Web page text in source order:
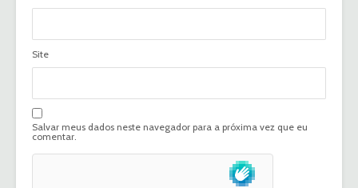
Site
Salvar meus dados neste navegador para a próxima vez que eu
comentar.